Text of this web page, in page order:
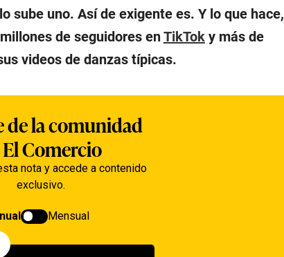
sube uno. Así de exigente es. Y lo que hace,
de seguidores enTikToky más de
videos de danzas típicas.